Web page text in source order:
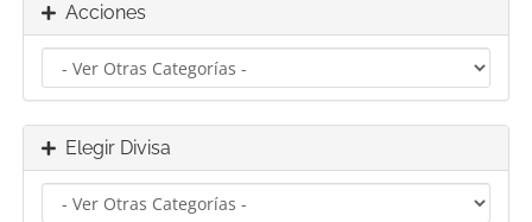
Acciones
Elegir Divisa